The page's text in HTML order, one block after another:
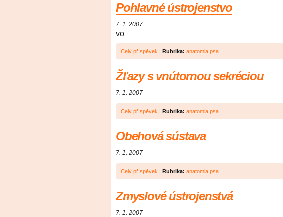
Pohlavné ústrojenstvo
7. 1. 2007
vo
Celý příspěvek | Rubrika: anatomia psa
Žľazy s vnútornou sekréciou
7. 1. 2007
Celý příspěvek | Rubrika: anatomia psa
Obehová sústava
7. 1. 2007
Celý příspěvek | Rubrika: anatomia psa
Zmyslové ústrojenstvá
7. 1. 2007